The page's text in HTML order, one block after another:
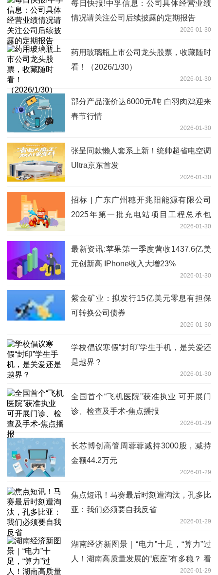
每日快报!中孚信息：公司具体经营业绩
情况请关注公司后续披露的定期报告
2026-01-30
药用玻璃瓶上市公司龙头股票，收藏随时
看！（2026/1/30）
2026-01-30
部分产品涨价达6000元/吨 白羽肉鸡迎来
春节行情
2026-01-30
张呈同款懒人套系上新！统帅超省电空调
Ultra京东首发
2026-01-30
招标 | 广东广州穗开兆阳能源有限公司
2025年第一批充电站项目工程总承包
2026-01-30
最新资讯:苹果第一季度营收1437.6亿美
元创新高 IPhone收入大增23%
2026-01-30
紫金矿业：拟发行15亿美元零息有担保
可转换公司债券
2026-01-30
学校倡议寒假“封印”学生手机，是关爱还
是越界？
2026-01-30
全国首个“飞机医院”获准执业 可开展门
诊、检查及手术-焦点播报
2026-01-29
长芯博创高管周蓉蓉减持3000股，减持
金额44.2万元
2026-01-29
焦点短讯！马赛最后时刻遭淘汰，孔多比
亚：我们必须要自我反省
2026-01-29
湖南经济新图景｜“电力”十足，“算力”过
人！湖南高质量发展的“底座”有多稳？ 看
2026-01-29